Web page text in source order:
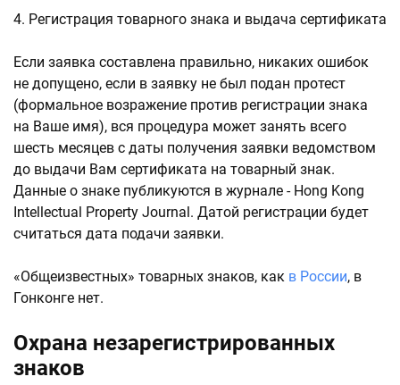
4. Регистрация товарного знака и выдача сертификата
Если заявка составлена правильно, никаких ошибок
не допущено, если в заявку не был подан протест
(формальное возражение против регистрации знака
на Ваше имя), вся процедура может занять всего
шесть месяцев с даты получения заявки ведомством
до выдачи Вам сертификата на товарный знак.
Данные о знаке публикуются в журнале - Hong Kong
Intellectual Property Journal. Датой регистрации будет
считаться дата подачи заявки.
«Общеизвестных» товарных знаков, как в России, в
Гонконге нет.
Охрана незарегистрированных
знаков